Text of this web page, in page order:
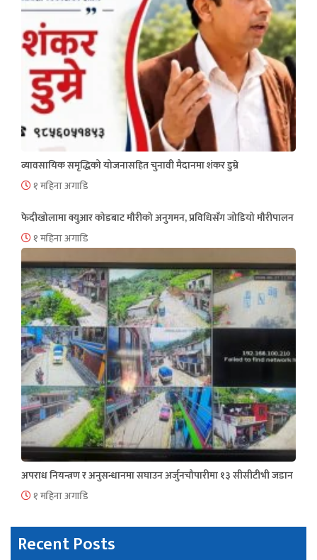
व्यावसायिक समृद्धिको योजनासहित चुनावी मैदानमा शंकर डुम्रे
१ महिना अगाडि
फेदीखोलामा क्युआर कोडबाट मौरीको अनुगमन, प्रविधिसँग जोडियो मौरीपालन
१ महिना अगाडि
अपराध नियन्त्रण र अनुसन्धानमा सघाउन अर्जुनचौपारीमा १३ सीसीटीभी जडान
१ महिना अगाडि
Recent Posts